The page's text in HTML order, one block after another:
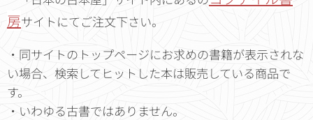
房サイトにてご注文下さい。
・同サイトのトップページにお求めの書籍が表示されな
い場合、検索してヒットした本は販売している商品で
す。
・いわゆる古書ではありません。